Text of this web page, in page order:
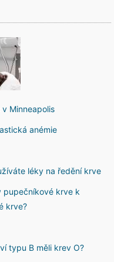
Minneapolis
anémie
léky na ředění krve
pupečníkové krve k
krve?
typu B měli krev O?